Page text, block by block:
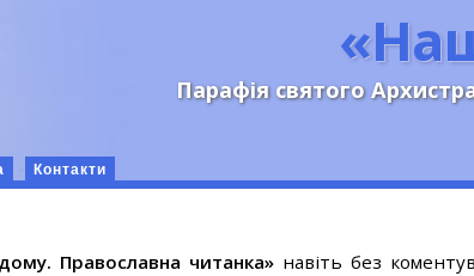
Парафія святого
Контакти
Православна читанка»навіть без